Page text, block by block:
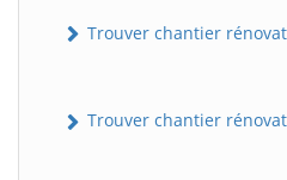
Trouver chantier
Trouver chantier